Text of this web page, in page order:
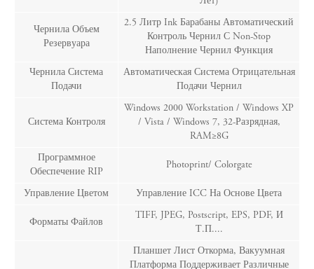
Чернила Объем
Резервуара
2.5 Литр Ink Барабаны Автоматический
Контроль Чернил С Non-Stop
Наполнение Чернил Функция
Чернила Система
Подачи
Автоматическая Система Отрицательная
Подачи Чернил
Система Контроля
Windows 2000 Workstation / Windows XP
/ Vista / Windows 7, 32-Разрядная,
RAM≥8G
Программное
Обеспечение RIP
Photoprint/ Colorgate
Управление Цветом Управление ICC На Основе Цвета
Форматы Файлов
TIFF, JPEG, Postscript, EPS, PDF, И
Т.п....
Планшет Лист Откорма, Вакуумная
Платформа Поддерживает Различные